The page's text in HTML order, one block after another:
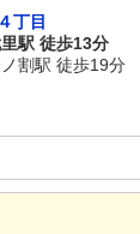
丁目
駅 徒歩13分
割駅 徒歩19分